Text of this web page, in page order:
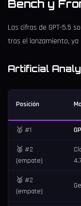
Bench y
Las cifras de GPT-5.5
tras el lanzamiento, ya
Artificial
Posición
🥇 #1
🥈 #2
(empate)
4.7
🥈 #2
(empate)